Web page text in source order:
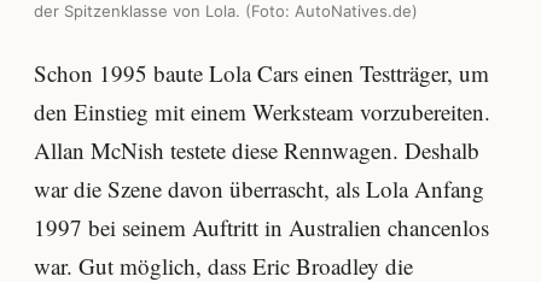
der Spitzenklasse von Lola. (Foto: AutoNatives.de)
Schon 1995 baute Lola Cars einen Testträger, um
den Einstieg mit einem Werksteam vorzubereiten.
Allan McNish testete diese Rennwagen. Deshalb
war die Szene davon überrascht, als Lola Anfang
1997 bei seinem Auftritt in Australien chancenlos
war. Gut möglich, dass Eric Broadley die